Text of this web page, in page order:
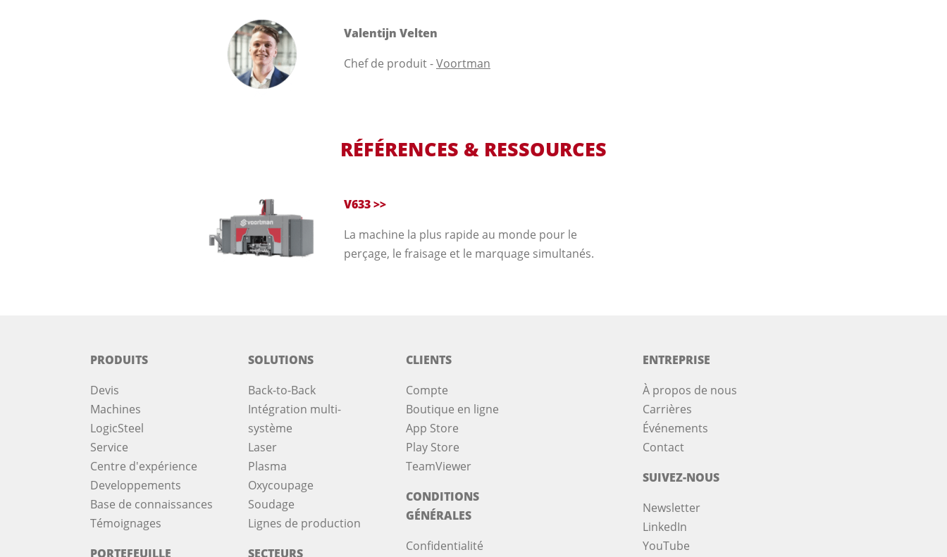
Valentijn Velten
Chef de produit -Voortman
RÉFÉRENCES & RESSOURCES
V633 >>
La machine la plus rapide au monde pour le
perçage, le fraisage et le marquage simultanés.
PRODUITS
Devis
Machines
LogicSteel
Service
Centre d'expérience
Developpements
Base de connaissances
Témoignages
PORTEFEUILLE
SOLUTIONS
Back-to-Back
Intégration multi-
système
Laser
Plasma
Oxycoupage
Soudage
Lignes de production
SECTEURS
CLIENTS
Compte
Boutique en ligne
App Store
Play Store
TeamViewer
CONDITIONS
GÉNÉRALES
Confidentialité
ENTREPRISE
À propos de nous
Carrières
Événements
Contact
SUIVEZ-NOUS
Newsletter
LinkedIn
YouTube